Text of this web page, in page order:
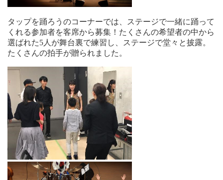
タップを踊ろうのコーナーでは、ステージで一緒に踊って
くれる参加者を客席から募集！たくさんの希望者の中から
選ばれた5人が舞台裏で練習し、ステージで堂々と披露。
たくさんの拍手が贈られました。